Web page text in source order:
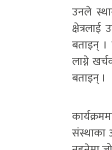
उनले
बताइन् ।
लाग्ने
बताइन् ।
संस्थाका